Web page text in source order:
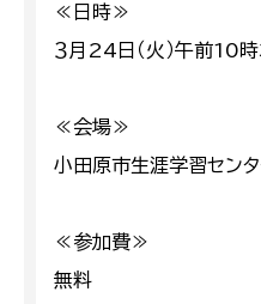
≪日時≫
３月24日（火）午前10
≪会場≫
小田原市生涯学習セン
≪参加費≫
無料